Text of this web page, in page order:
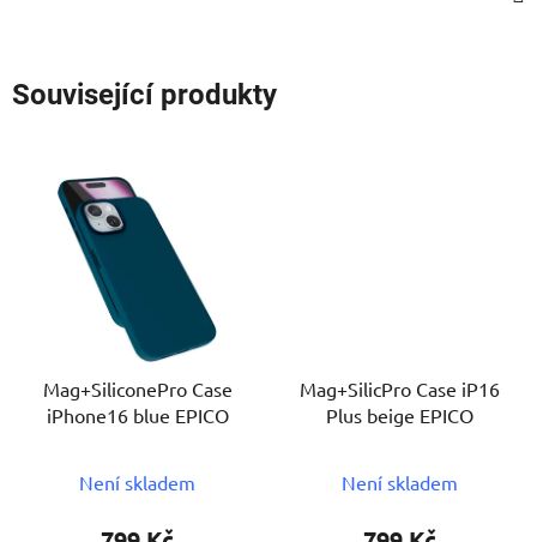
Související produkty
Mag+SiliconePro Case
iPhone16 blue EPICO
Není skladem
Mag+SilicPro Case iP16
Plus beige EPICO
Není skladem